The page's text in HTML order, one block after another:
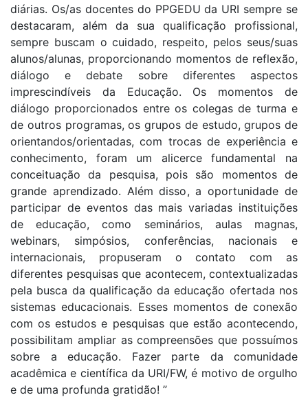
diárias. Os/as docentes do PPGEDU da URI sempre se
destacaram, além da sua qualificação profissional,
sempre buscam o cuidado, respeito, pelos seus/suas
alunos/alunas, proporcionando momentos de reflexão,
diálogo e debate sobre diferentes aspectos
imprescindíveis da Educação. Os momentos de
diálogo proporcionados entre os colegas de turma e
de outros programas, os grupos de estudo, grupos de
orientandos/orientadas, com trocas de experiência e
conhecimento, foram um alicerce fundamental na
conceituação da pesquisa, pois são momentos de
grande aprendizado. Além disso, a oportunidade de
participar de eventos das mais variadas instituições
de educação, como seminários, aulas magnas,
webinars, simpósios, conferências, nacionais e
internacionais, propuseram o contato com as
diferentes pesquisas que acontecem, contextualizadas
pela busca da qualificação da educação ofertada nos
sistemas educacionais. Esses momentos de conexão
com os estudos e pesquisas que estão acontecendo,
possibilitam ampliar as compreensões que possuímos
sobre a educação. Fazer parte da comunidade
acadêmica e científica da URI/FW, é motivo de orgulho
e de uma profunda gratidão! ”